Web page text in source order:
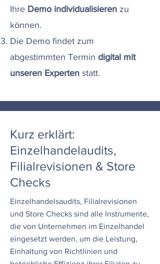
Ihre Demo individualisieren zu
können.
Die Demo findet zum
abgestimmten Termin digital mit
unseren Experten statt.
Kurz erklärt:
Einzelhandelaudits,
Filialrevisionen & Store
Checks
Einzelhandelsaudits, Filialrevisionen
und Store Checks sind alle Instrumente,
die von Unternehmen im Einzelhandel
eingesetzt werden, um die Leistung,
Einhaltung von Richtlinien und